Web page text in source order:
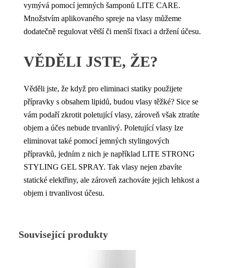
vymývá pomocí jemných šamponů LITE CARE.
Množstvím aplikovaného spreje na vlasy můžeme
dodatečně regulovat větší či menší fixaci a držení účesu.
VĚDĚLI JSTE, ŽE?
Věděli jste, že když pro eliminaci statiky použijete
přípravky s obsahem lipidů, budou vlasy těžké? Sice se
vám podaří zkrotit poletující vlasy, zároveň však ztratíte
objem a účes nebude trvanlivý. Poletující vlasy lze
eliminovat také pomocí jemných stylingových
přípravků, jedním z nich je například LITE STRONG
STYLING GEL SPRAY. Tak vlasy nejen zbavíte
statické elektřiny, ale zároveň zachováte jejich lehkost a
objem i trvanlivost účesu.
Související produkty